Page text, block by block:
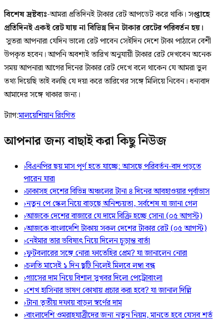
বিশেষ দ্রষ্টব্যঃ-আমরা প্রতিদিনই টাকার রেট আপডেট করে থাকি। সপ্তাহে
প্রতিদিনই একই রেট যায় না বিভিন্ন দিন টাকার রেটের পরিবর্তন হয়।
সুতরা আপনারা যেদিন ভালো রেট পাবেন সেইদিন দেশে টাকা পাঠালে বেশী
উপকৃত হবেন। আপনি অবশ্যই তারিখ অনুযায়ী টাকার রেট দেখবেন অনেক
সময় আপনারা আগের দিনের টাকার রেট দেখে বলে থাকেন যে আমরা ভুল
তথ্য দিয়েছি তাই বলছি যে দয়া করে তারিখের সঙ্গে মিলিয়ে নিবেন। ধন্যবাদ
আমাদের সঙ্গে থাকার জন্য।
ট্যাগ:মালয়েশিয়ান রিংগিত
আপনার জন্য বাছাই করা কিছু নিউজ
›বিএনপির ছয় মাস পূর্ণ হতে যাচ্ছে: আসছে পরিবর্তন-বাদ পড়তে
পারেন যারা
›ঢাকাসহ দেশের বিভিন্ন অঞ্চলের টানা ৪ দিনের আবহাওয়ার পূর্বাভাস
›নতুন পে স্কেল নিয়ে বাড়ছে অনিশ্চয়তা, সর্বশেষ যা জানা গেল
›আজকে দেশের বাজারে যে দামে বিক্রি হচ্ছে সোনা (০৫ আগস্ট)
›আজকে বাংলাদেশি টাকায় সকল দেশের টাকার রেট (০৫ আগস্ট)
›নেইমার তার ভবিষ্যৎ নিয়ে দিলেন চূড়ান্ত বার্তা
›ফুটবলারের সঙ্গে নোরা ফাতেহির প্রেম? যা জানালেন নোরা
›চলতি মাসেই ১ দিন ছুটি নিলেই মিলবে লম্বা বন্ধ
›গ্যাসের দাম নিয়ে বিশাল সুখবর দিলো পেট্রোবাংলা
›শেখ হাসিনার ভাষণ কোথায় প্রচার করা হবে? যা জানাল দিল্লি
›টানা তৃতীয় দফায় বাড়ল স্বর্ণের দাম
›বাংলাদেশি ওমরাহযাত্রীদের জন্য নতুন নিয়ম, মানতে হবে যেসব শর্ত